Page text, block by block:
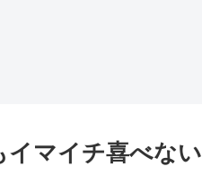
イマイチ喜べない